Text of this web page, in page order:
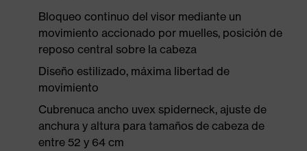
Bloqueo continuo del visor mediante un
movimiento accionado por muelles, posición de
reposo central sobre la cabeza
Diseño estilizado, máxima libertad de
movimiento
Cubrenuca ancho uvex spiderneck, ajuste de
anchura y altura para tamaños de cabeza de
entre 52 y 64 cm